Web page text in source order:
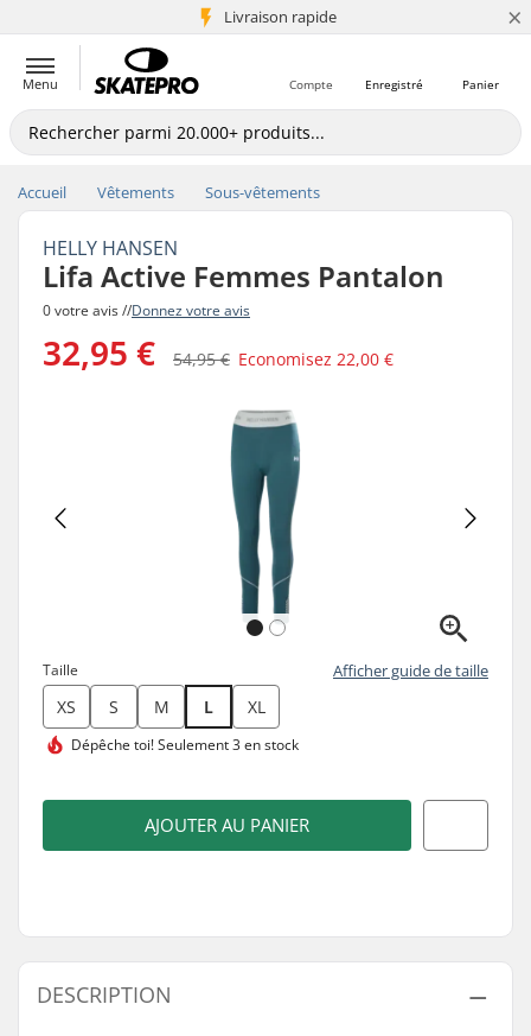
Livraison rapide
+5 mio de clients ×
Menu Panier
Enregistré
Compte
Accueil Vêtements Sous-vêtements
HELLY HANSEN
Lifa Active Femmes Pantalon
0 votre avis //Donnez votre avis
32,95 € 54,95 € Economisez 22,00 €
Taille Afficher guide de taille
XS S M L XL
Dépêche toi!Seulement 3 en stock
AJOUTER AU PANIER
DESCRIPTION